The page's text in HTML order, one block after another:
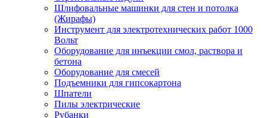
Шлифовальные машинки для стен и потолка
(Жирафы)
Инструмент для электротехнических работ 1000
Вольт
Оборудование для инъекции смол, раствора и
бетона
Оборудование для смесей
Подъемники для гипсокартона
Шпатели
Пилы электрические
Рубанки